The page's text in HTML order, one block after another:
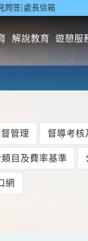
問答 處長信箱
解說教育 遊憩服
管理 督導考核
目及費率基準
網